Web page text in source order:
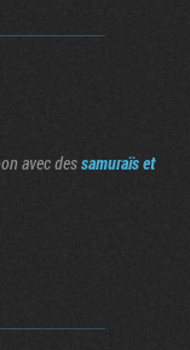
avec dessamuraïs et